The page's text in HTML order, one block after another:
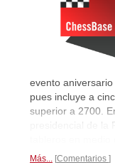
evento
pues incluye a
superior a 2700.
presidencial de la
Más... Comentarios